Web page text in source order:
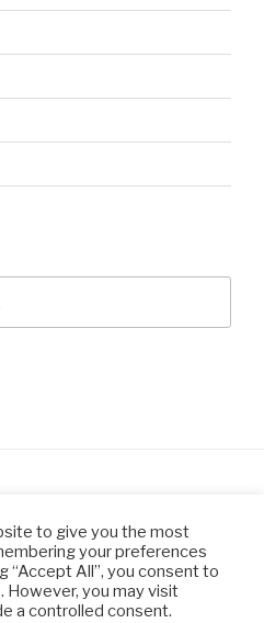
to give you the most
your preferences
“Accept All”, you consent to
you may visit
a controlled consent.